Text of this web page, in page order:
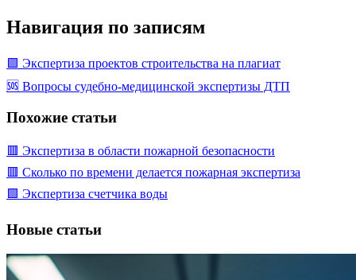
Навигация по записям
🟩 Экспертиза проектов строительства на плагиат
🆘 Вопросы судебно-медицинской экспертизы ДТП
Похожие статьи
🟥 Экспертиза в области пожарной безопасности
🟥 Сколько по времени делается пожарная экспертиза
🟩 Экспертиза счетчика воды
Новые статьи